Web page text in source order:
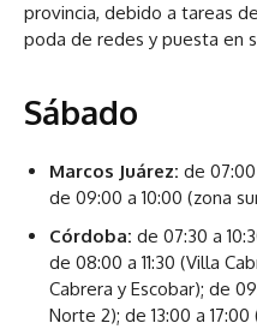
provincia, debido a tareas
poda de redes y puesta en
Sábado
Marcos Juárez: de
de 09:00 a 10:00 (zona
Córdoba: de 07:30 a
de 08:00 a 11:30 (Villa
Cabrera y Escobar); de
Norte 2); de 13:00 a